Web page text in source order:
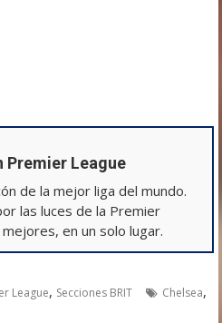
Premier League
de la mejor liga del mundo.
las luces de la Premier
en un solo lugar.
League, Secciones BRIT Chelsea,